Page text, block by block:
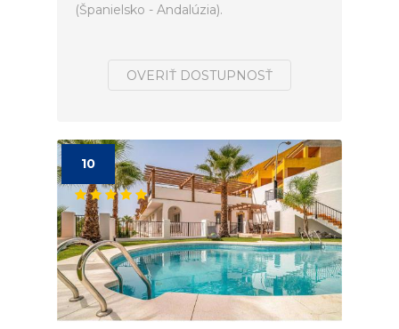
(Španielsko - Andalúzia).
OVERIŤ DOSTUPNOSŤ
10